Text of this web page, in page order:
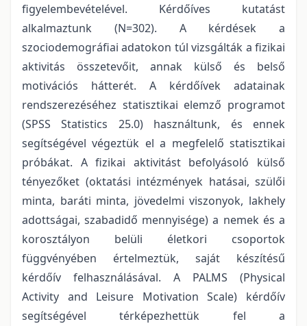
figyelembevételével. Kérdőíves kutatást
alkalmaztunk (N=302). A kérdések a
szociodemográfiai adatokon túl vizsgálták a fizikai
aktivitás összetevőit, annak külső és belső
motivációs hátterét. A kérdőívek adatainak
rendszerezéséhez statisztikai elemző programot
(SPSS Statistics 25.0) használtunk, és ennek
segítségével végeztük el a megfelelő statisztikai
próbákat. A fizikai aktivitást befolyásoló külső
tényezőket (oktatási intézmények hatásai, szülői
minta, baráti minta, jövedelmi viszonyok, lakhely
adottságai, szabadidő mennyisége) a nemek és a
korosztályon belüli életkori csoportok
függvényében értelmeztük, saját készítésű
kérdőív felhasználásával. A PALMS (Physical
Activity and Leisure Motivation Scale) kérdőív
segítségével térképezhettük fel a